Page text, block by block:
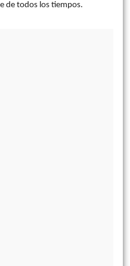
de todos los tiempos.